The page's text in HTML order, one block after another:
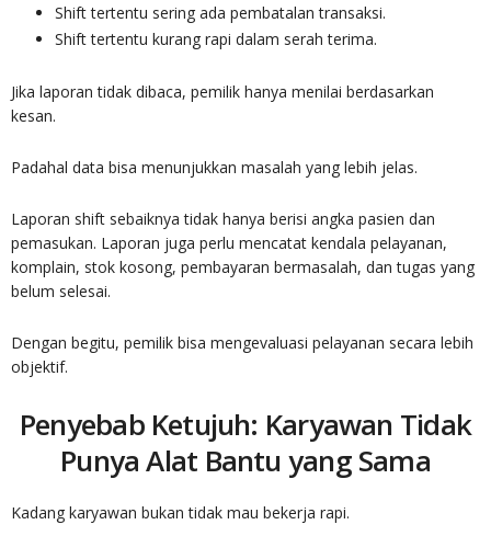
Shift tertentu sering ada pembatalan transaksi.
Shift tertentu kurang rapi dalam serah terima.
Jika laporan tidak dibaca, pemilik hanya menilai berdasarkan
kesan.
Padahal data bisa menunjukkan masalah yang lebih jelas.
Laporan shift sebaiknya tidak hanya berisi angka pasien dan
pemasukan. Laporan juga perlu mencatat kendala pelayanan,
komplain, stok kosong, pembayaran bermasalah, dan tugas yang
belum selesai.
Dengan begitu, pemilik bisa mengevaluasi pelayanan secara lebih
objektif.
Penyebab Ketujuh: Karyawan Tidak
Punya Alat Bantu yang Sama
Kadang karyawan bukan tidak mau bekerja rapi.